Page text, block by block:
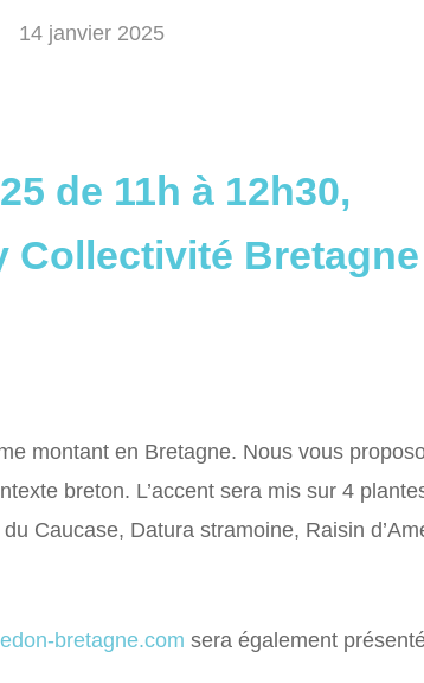
14 janvier 2025
de 11h à 12h30,
Collectivité Bretagne
montant en Bretagne. Nous vous
breton. L’accent sera mis sur 4
Caucase, Datura stramoine, Raisin
bretagne.com sera également